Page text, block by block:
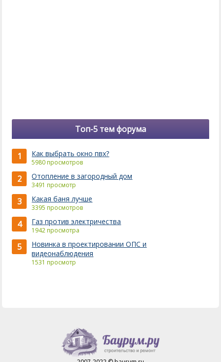
Топ-5 тем форума
1 Как выбрать окно пвх?
5980 просмотров
2 Отопление в загородный дом
3491 просмотр
3 Какая баня лучше
3395 просмотров
4 Газ против электричества
1942 просмотра
5
Новинка в проектировании ОПС и
видеонаблюдения
1531 просмотр